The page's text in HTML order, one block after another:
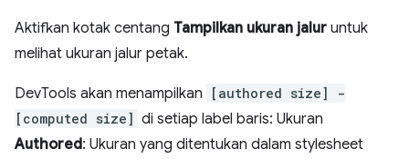
Aktifkan kotak centang Tampilkan ukuran jalur untuk
melihat ukuran jalur petak.
DevTools akan menampilkan
[authored size] -
[computed size] di setiap label baris: Ukuran
Authored: Ukuran yang ditentukan dalam stylesheet